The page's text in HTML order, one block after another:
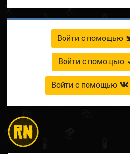
Войти с помощью
Войти с помощью
Войти с помощью